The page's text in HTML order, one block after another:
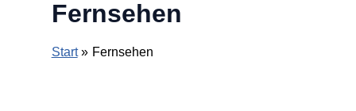
Fernsehen
Start Fernsehen